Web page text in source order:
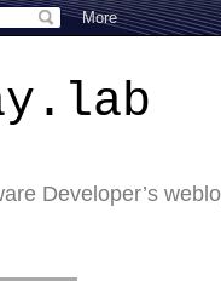
Developer’s